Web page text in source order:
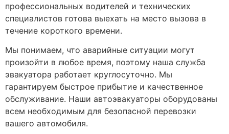
профессиональных водителей и технических
специалистов готова выехать на место вызова в
течение короткого времени.
Мы понимаем, что аварийные ситуации могут
произойти в любое время, поэтому наша служба
эвакуатора работает круглосуточно. Мы
гарантируем быстрое прибытие и качественное
обслуживание. Наши автоэвакуаторы оборудованы
всем необходимым для безопасной перевозки
вашего автомобиля.